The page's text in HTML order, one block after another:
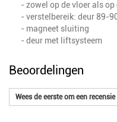
- zowel op de vloer als
- verstelbereik: deur 89-
- magneet sluiting
- deur met liftsysteem
Beoordelingen
Wees de eerste om een